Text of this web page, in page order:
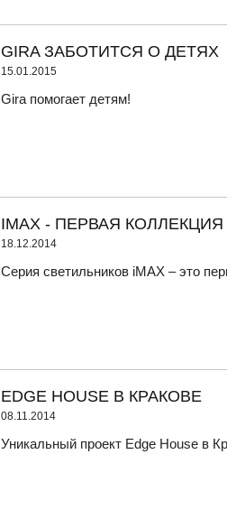
GIRA ЗАБОТИТСЯ О ДЕТЯХ
15.01.2015
Gira помогает детям!
IMAX - ПЕРВАЯ КОЛЛЕКЦИЯ
18.12.2014
Серия светильников iMAX – это
EDGE HOUSE В КРАКОВЕ
08.11.2014
Уникальный проект Edge House в